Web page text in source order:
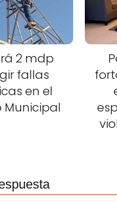
2 mdp
fallas
en el
Municipal